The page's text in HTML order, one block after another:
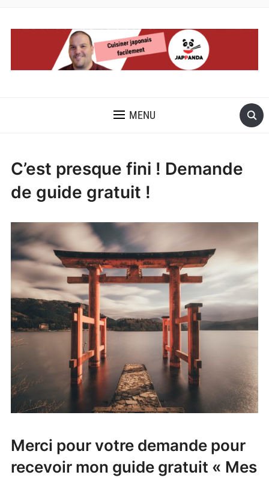
MENU
C’est presque fini ! Demande
de guide gratuit !
Merci pour votre demande pour
recevoir mon guide gratuit « Mes